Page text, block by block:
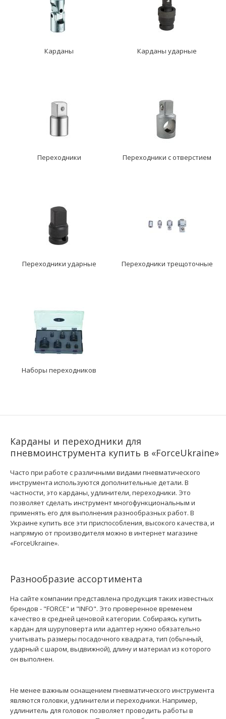
Карданы Карданы ударные
Переходники Переходники с отверстием
Переходники ударные Переходники трещоточные
Наборы переходников
Карданы и переходники для
пневмоинструмента купить в «ForceUkraine»
Часто при работе с различными видами пневматического
инструмента используются дополнительные детали. В
частности, это карданы, удлинители, переходники. Это
позволяет сделать инструмент многофункциональным и
применять его для выполнения разнообразных работ. В
Украине купить все эти приспособления, высокого качества, и
напрямую от производителя можно в интернет магазине
«ForceUkraine».
Разнообразие ассортимента
На сайте компании представлена продукция таких известных
брендов - "FORCE" и "INFO". Это проверенное временем
качество в средней ценовой категории. Собираясь купить
кардан для шуруповерта или адаптер нужно обязательно
учитывать размеры посадочного квадрата, тип (обычный,
ударный с шаром, выдвижной), длину и материал из которого
он выполнен.
Не менее важным оснащением пневматического инструмента
являются головки, удлинители и переходники. Например,
удлинитель для головок позволяет проводить работы в